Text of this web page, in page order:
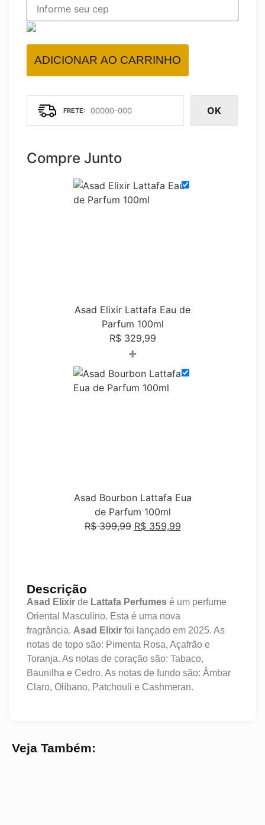
ADICIONAR AO CARRINHO
OK
Compre Junto
Asad Elixir Lattafa Eau de
Parfum 100ml
R$329,99
+
Asad Bourbon Lattafa Eua
de Parfum 100ml
R$399,99 R$359,99
Descrição
Asad Elixir de Lattafa Perfumes é um perfume
Oriental Masculino. Esta é uma nova
fragrância. Asad Elixir foi lançado em 2025. As
notas de topo são: Pimenta Rosa, Açafrão e
Toranja. As notas de coração são: Tabaco,
Baunilha e Cedro. As notas de fundo são: Âmbar
Claro, Olíbano, Patchouli e Cashmeran.
Veja Também: